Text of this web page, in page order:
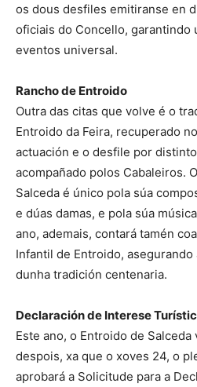
os dous desfiles emitiranse en
oficiais do Concello, garantindo
eventos universal.
Rancho de Entroido
Outra das citas que volve é o
Entroido da Feira, recuperado
actuación e o desfile por
acompañado polos Cabaleiros.
Salceda é único pola súa
e dúas damas, e pola súa
ano, ademais, contará tamén
Infantil de Entroido,
dunha tradición centenaria.
Declaración de Interese
Este ano, o Entroido de
despois, xa que o xoves 24, o
aprobará a Solicitude para a